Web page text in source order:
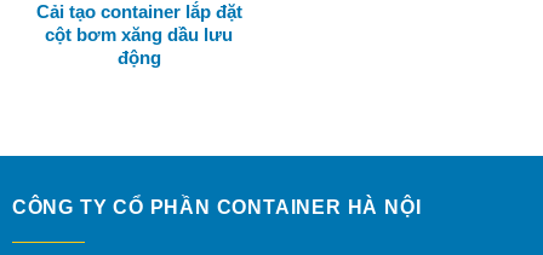
Cải tạo container lắp đặt
cột bơm xăng dầu lưu
động
CÔNG TY CỔ PHẦN CONTAINER HÀ NỘI